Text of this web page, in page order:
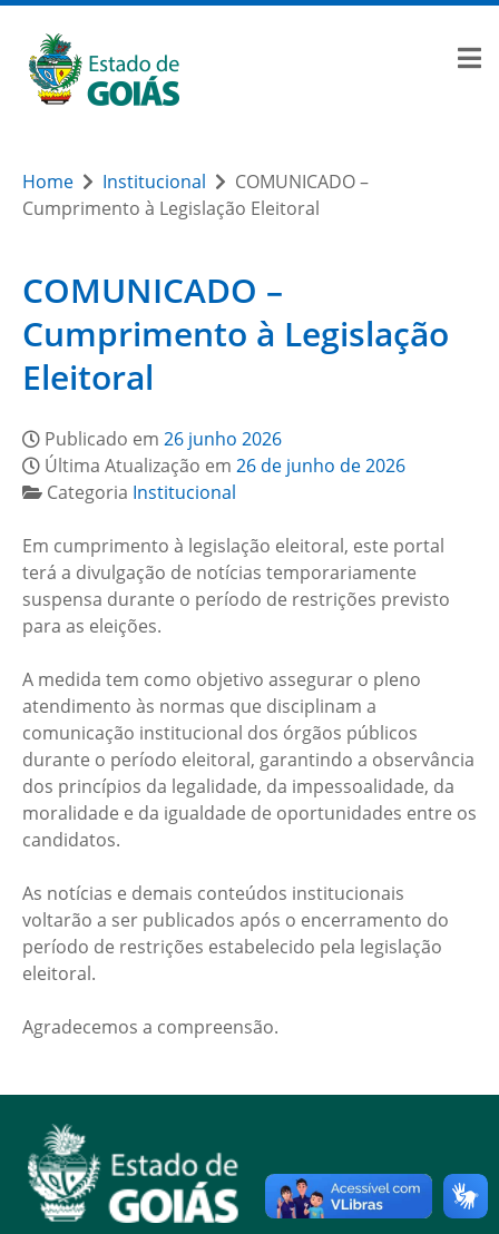
Home Institucional
COMUNICADO –
Cumprimento à Legislação Eleitoral
COMUNICADO –
Cumprimento à Legislação
Eleitoral
Publicado em 26 junho 2026
Última Atualização em 26 de junho de 2026
Categoria Institucional
Em cumprimento à legislação eleitoral, este portal
terá a divulgação de notícias temporariamente
suspensa durante o período de restrições previsto
para as eleições.
A medida tem como objetivo assegurar o pleno
atendimento às normas que disciplinam a
comunicação institucional dos órgãos públicos
durante o período eleitoral, garantindo a observância
dos princípios da legalidade, da impessoalidade, da
moralidade e da igualdade de oportunidades entre os
candidatos.
As notícias e demais conteúdos institucionais
voltarão a ser publicados após o encerramento do
período de restrições estabelecido pela legislação
eleitoral.
Agradecemos a compreensão.